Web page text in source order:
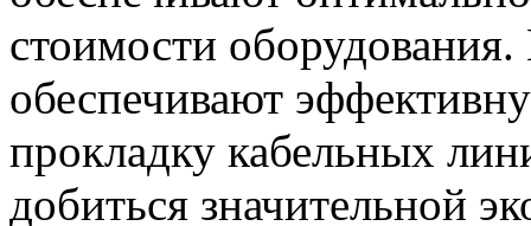
стоимости
обеспечивают
прокладку кабельных
добиться значительной